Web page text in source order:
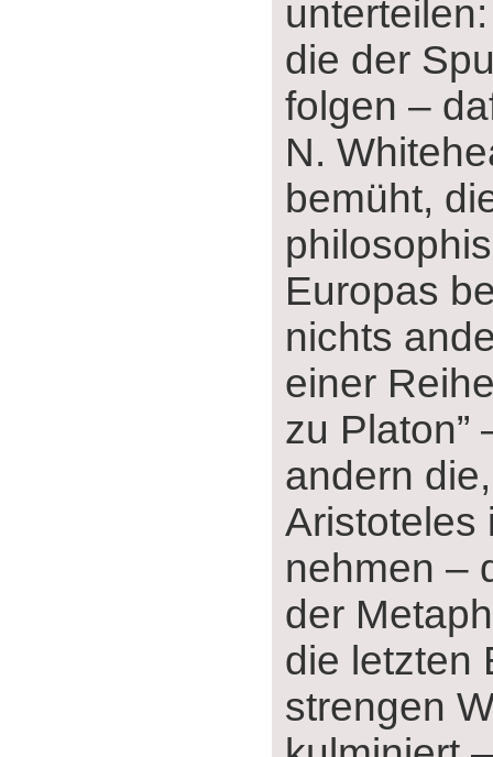
die der
folgen ‒
N.
bemüht,
Europas
nichts
einer
zu Platon”
andern
Aristoteles
nehmen ‒
der
die letzten
strengen